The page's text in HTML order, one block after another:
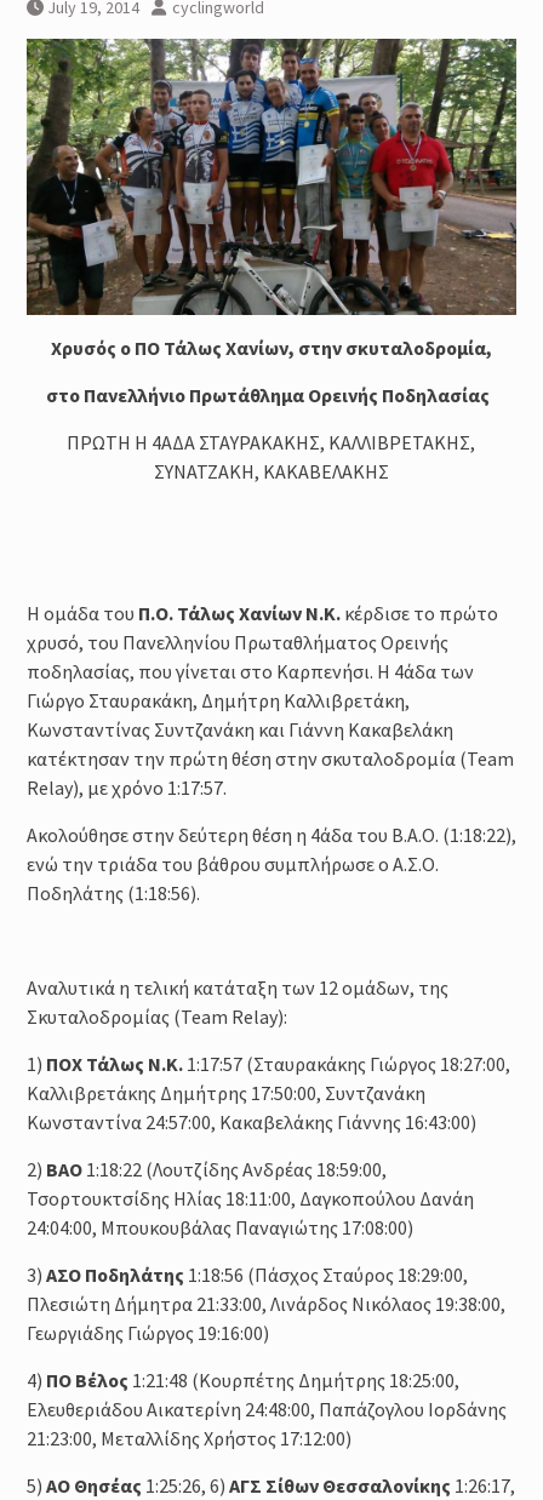
Φυσιολογικά και Πρακτικά
Ζητήματα
Προπόνηση Τριάθλου :
Περιοδικότητα
Προπόνηση Δύναμης για αθλητές
Τριάθλου
July 19, 2014 cyclingworld
Χρυσός ο ΠΟ Τάλως Χανίων, στην σκυταλοδρομία,
στο Πανελλήνιο Πρωτάθλημα Ορεινής Ποδηλασίας
ΠΡΩΤΗ Η 4ΑΔΑ ΣΤΑΥΡΑΚΑΚΗΣ, ΚΑΛΛΙΒΡΕΤΑΚΗΣ,
ΣΥΝΑΤΖΑΚΗ, ΚΑΚΑΒΕΛΑΚΗΣ
Η ομάδα του Π.Ο. Τάλως Χανίων Ν.Κ.κέρδισε το πρώτο
χρυσό, του Πανελληνίου Πρωταθλήματος Ορεινής
ποδηλασίας, που γίνεται στο Καρπενήσι. Η 4άδα των
Γιώργο Σταυρακάκη, Δημήτρη Καλλιβρετάκη,
Κωνσταντίνας Συντζανάκη και Γιάννη Κακαβελάκη
κατέκτησαν την πρώτη θέση στην σκυταλοδρομία (Team
Relay), με χρόνο 1:17:57.
Ακολούθησε στην δεύτερη θέση η 4άδα του Β.Α.Ο. (1:18:22),
ενώ την τριάδα του βάθρου συμπλήρωσε ο Α.Σ.Ο.
Ποδηλάτης (1:18:56).
Αναλυτικά η τελική κατάταξη των 12 ομάδων, της
Σκυταλοδρομίας (Team Relay):
1) ΠΟΧ Τάλως Ν.Κ.1:17:57 (Σταυρακάκης Γιώργος 18:27:00,
Καλλιβρετάκης Δημήτρης 17:50:00, Συντζανάκη
Κωνσταντίνα 24:57:00, Κακαβελάκης Γιάννης 16:43:00)
2) ΒΑΟ1:18:22 (Λουτζίδης Ανδρέας 18:59:00,
Τσορτουκτσίδης Ηλίας 18:11:00, Δαγκοπούλου Δανάη
24:04:00, Μπουκουβάλας Παναγιώτης 17:08:00)
3) ΑΣΟ Ποδηλάτης 1:18:56 (Πάσχος Σταύρος 18:29:00,
Πλεσιώτη Δήμητρα 21:33:00, Λινάρδος Νικόλαος 19:38:00,
Γεωργιάδης Γιώργος 19:16:00)
4) ΠΟ Βέλος 1:21:48 (Κουρπέτης Δημήτρης 18:25:00,
Ελευθεριάδου Αικατερίνη 24:48:00, Παπάζογλου Ιορδάνης
21:23:00, Μεταλλίδης Χρήστος 17:12:00)
5) ΑΟ Θησέας 1:25:26, 6) ΑΓΣ Σίθων Θεσσαλονίκης 1:26:17,